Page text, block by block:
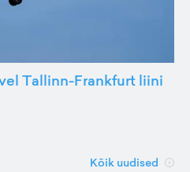
Tallinn-Frankfurt liini
Kõik uudised